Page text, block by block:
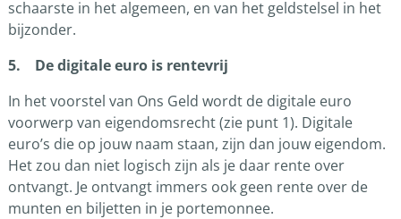
schaarste in het algemeen, en van het geldstelsel in het
bijzonder.
5. De digitale euro is rentevrij
In het voorstel van Ons Geld wordt de digitale euro
voorwerp van eigendomsrecht (zie punt 1). Digitale
euro’s die op jouw naam staan, zijn dan jouw eigendom.
Het zou dan niet logisch zijn als je daar rente over
ontvangt. Je ontvangt immers ook geen rente over de
munten en biljetten in je portemonnee.